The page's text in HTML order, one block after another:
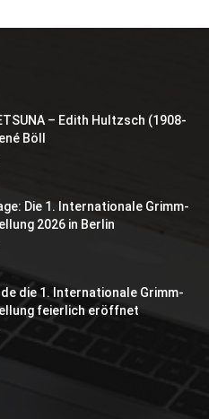
– Edith Hultzsch (1908-
Böll
Die 1. Internationale Grimm-
2026 in Berlin
die 1. Internationale Grimm-
feierlich eröffnet